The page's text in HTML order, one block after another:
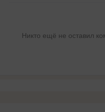
Никто ещё не оставил